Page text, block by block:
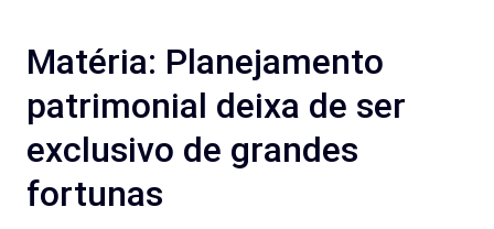
Matéria: Planejamento
patrimonial deixa de ser
exclusivo de grandes
fortunas